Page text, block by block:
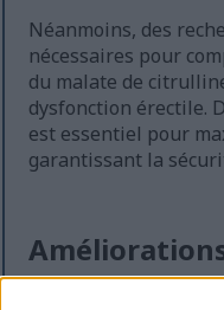
Néanmoins, des
nécessaires pour
du malate de
dysfonction érectile.
est essentiel pour
garantissant la
l'humeur